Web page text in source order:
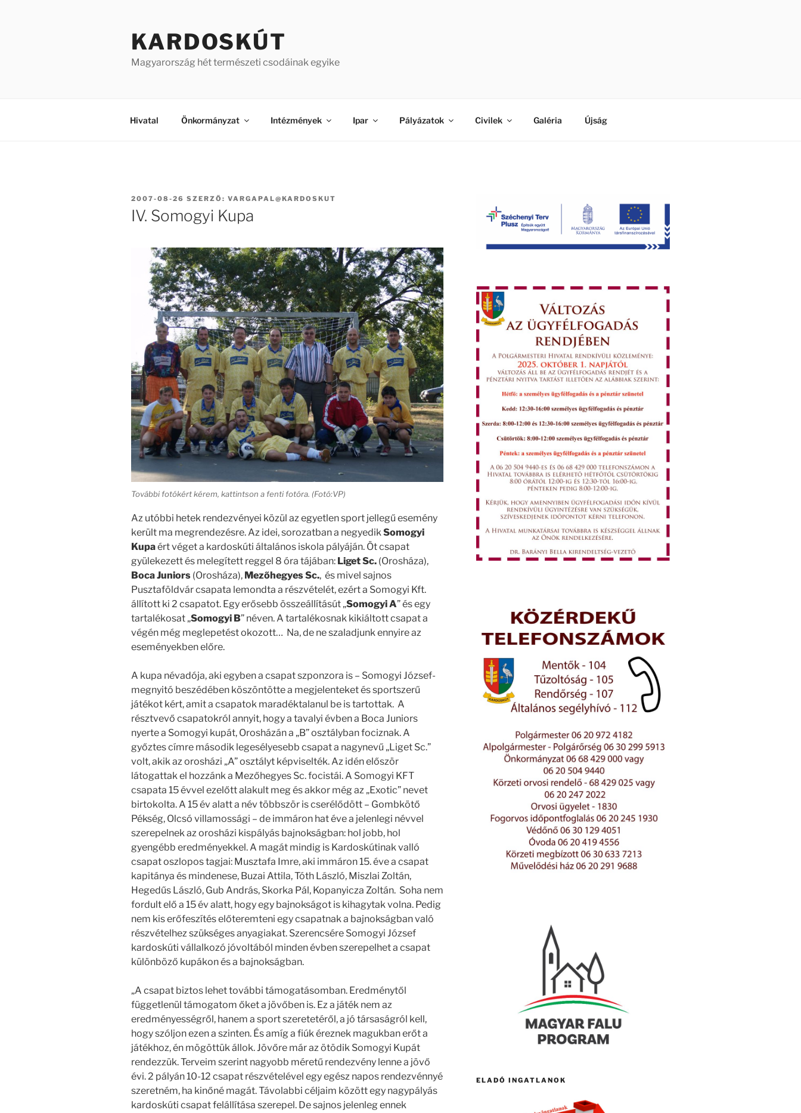
KARDOSKÚT
Magyarország hét természeti csodáinak egyike
Hivatal Önkormányzat Intézmények Ipar Pályázatok Civilek Galéria Újság
BEKÜLDVE:
2007-08-26 SZERZŐ: VARGAPAL@KARDOSKUT
IV. Somogyi Kupa
További fotókért kérem, kattintson a fenti fotóra. (Fotó:VP)
Az utóbbi hetek rendezvényei közül az egyetlen sport jellegű esemény
került ma megrendezésre. Az idei, sorozatban a negyedikSomogyi
Kupaért véget a kardoskúti általános iskola pályáján. Öt csapat
gyülekezett és melegített reggel 8 óra tájában: Liget Sc. (Orosháza),
Boca Juniors (Orosháza), Mezőhegyes Sc., és mivel sajnos
Pusztaföldvár csapata lemondta a részvételét, ezért a Somogyi Kft.
állított ki 2 csapatot. Egy erősebb összeállításút „Somogyi A” és egy
tartalékosat „Somogyi B” néven. A tartalékosnak kikiáltott csapat a
végén még meglepetést okozott… Na, de ne szaladjunk ennyire az
eseményekben előre.
A kupa névadója, aki egyben a csapat szponzora is – Somogyi József-
megnyitó beszédében köszöntötte a megjelenteket és sportszerű
játékot kért, amit a csapatok maradéktalanul be is tartottak. A
résztvevő csapatokról annyit, hogy a tavalyi évben a Boca Juniors
nyerte a Somogyi kupát, Orosházán a „B” osztályban fociznak. A
győztes címre második legesélyesebb csapat a nagynevű „Liget Sc.”
volt, akik az orosházi „A” osztályt képviselték. Az idén először
látogattak el hozzánk a Mezőhegyes Sc. focistái. A Somogyi KFT
csapata 15 évvel ezelőtt alakult meg és akkor még az „Exotic” nevet
birtokolta. A 15 év alatt a név többször is cserélődött – Gombkötő
Pékség, Olcsó villamossági – de immáron hat éve a jelenlegi névvel
szerepelnek az orosházi kispályás bajnokságban: hol jobb, hol
gyengébb eredményekkel. A magát mindig is Kardoskútinak valló
csapat oszlopos tagjai: Musztafa Imre, aki immáron 15. éve a csapat
kapitánya és mindenese, Buzai Attila, Tóth László, Miszlai Zoltán,
Hegedűs László, Gub András, Skorka Pál, Kopanyicza Zoltán. Soha nem
fordult elő a 15 év alatt, hogy egy bajnokságot is kihagytak volna. Pedig
nem kis erőfeszítés előteremteni egy csapatnak a bajnokságban való
részvételhez szükséges anyagiakat. Szerencsére Somogyi József
kardoskúti vállalkozó jóvoltából minden évben szerepelhet a csapat
különböző kupákon és a bajnokságban.
„A csapat biztos lehet további támogatásomban. Eredménytől
függetlenül támogatom őket a jövőben is. Ez a játék nem az
eredményességről, hanem a sport szeretetéről, a jó társaságról kell,
hogy szóljon ezen a szinten. És amíg a fiúk éreznek magukban erőt a
játékhoz, én mögöttük állok. Jövőre már az ötödik Somogyi Kupát
rendezzük. Terveim szerint nagyobb méretű rendezvény lenne a jövő
évi. 2 pályán 10-12 csapat részvételével egy egész napos rendezvénnyé
szeretném, ha kinőné magát. Távolabbi céljaim között egy nagypályás
kardoskúti csapat felállítása szerepel. De sajnos jelenleg ennek
ELADÓ INGATLANOK